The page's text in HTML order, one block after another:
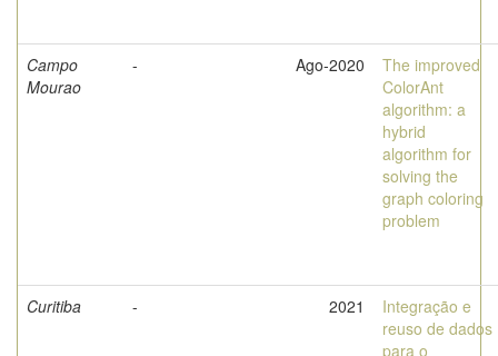
Campo
Mourao
- Ago-2020
The improved
ColorAnt
algorithm: a
hybrid
algorithm for
solving the
graph coloring
problem
Curitiba - 2021
Integração e
reuso de dados
para o